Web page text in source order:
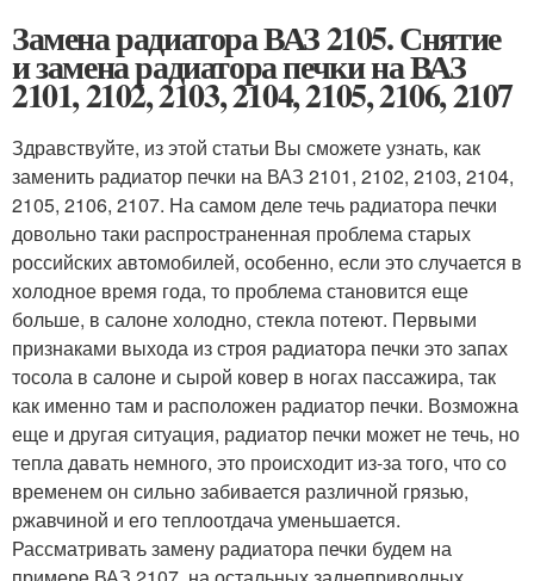
Замена радиатора ВАЗ 2105. Снятие
и замена радиатора печки на ВАЗ
2101, 2102, 2103, 2104, 2105, 2106, 2107
Здравствуйте, из этой статьи Вы сможете узнать, как
заменить радиатор печки на ВАЗ 2101, 2102, 2103, 2104,
2105, 2106, 2107. На самом деле течь радиатора печки
довольно таки распространенная проблема старых
российских автомобилей, особенно, если это случается в
холодное время года, то проблема становится еще
больше, в салоне холодно, стекла потеют. Первыми
признаками выхода из строя радиатора печки это запах
тосола в салоне и сырой ковер в ногах пассажира, так
как именно там и расположен радиатор печки. Возможна
еще и другая ситуация, радиатор печки может не течь, но
тепла давать немного, это происходит из-за того, что со
временем он сильно забивается различной грязью,
ржавчиной и его теплоотдача уменьшается.
Рассматривать замену радиатора печки будем на